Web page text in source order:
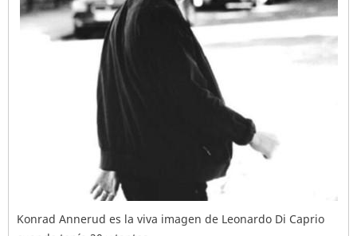
Konrad Annerud es la viva imagen de Leonardo Di Caprio